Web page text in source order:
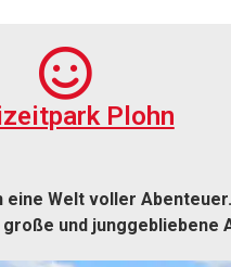
Plohn
eine Welt voller Abenteuer.
und junggebliebene